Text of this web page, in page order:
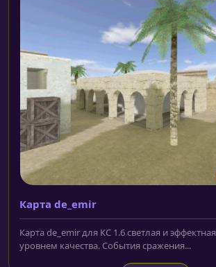
Карта de_emir
Карта de_emir для КС 1.6 светлая и
уровнем качества. События сражения...